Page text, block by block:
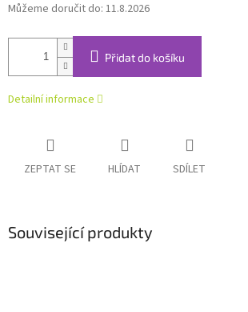
Můžeme doručit do: 11.8.2026
Přidat do košíku
Detailní informace
ZEPTAT SE HLÍDAT SDÍLET
Související produkty